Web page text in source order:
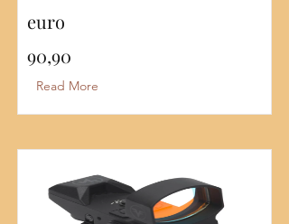
euro
90,90
Read More